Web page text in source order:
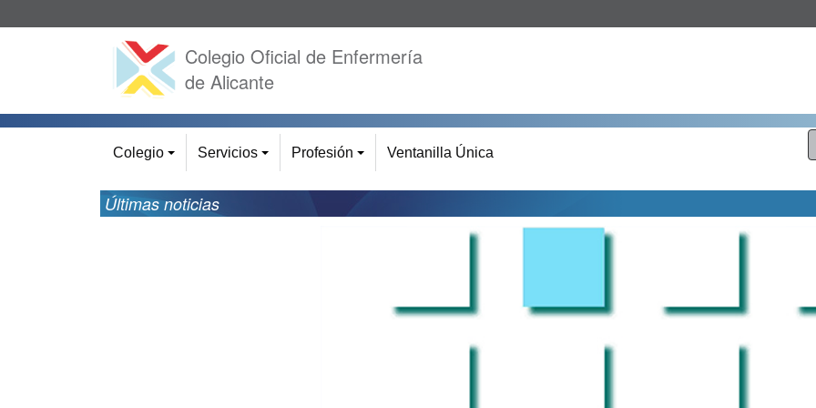
Colegio Oficial de Enfermería
de Alicante
Colegio Servicios Profesión Ventanilla Única
Últimas noticias